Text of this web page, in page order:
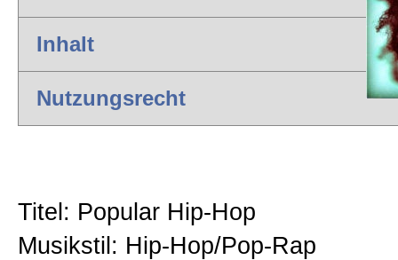
Chartbreaker
Rock & Blues
International
Zur Kasse gehen
Mein Konto
Inhalt
Nutzungsrecht
Titel: Popular Hip-Hop
Musikstil: Hip-Hop/Pop-Rap